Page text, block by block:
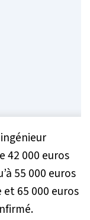
42 000 euros
55 000 euros
65 000 euros